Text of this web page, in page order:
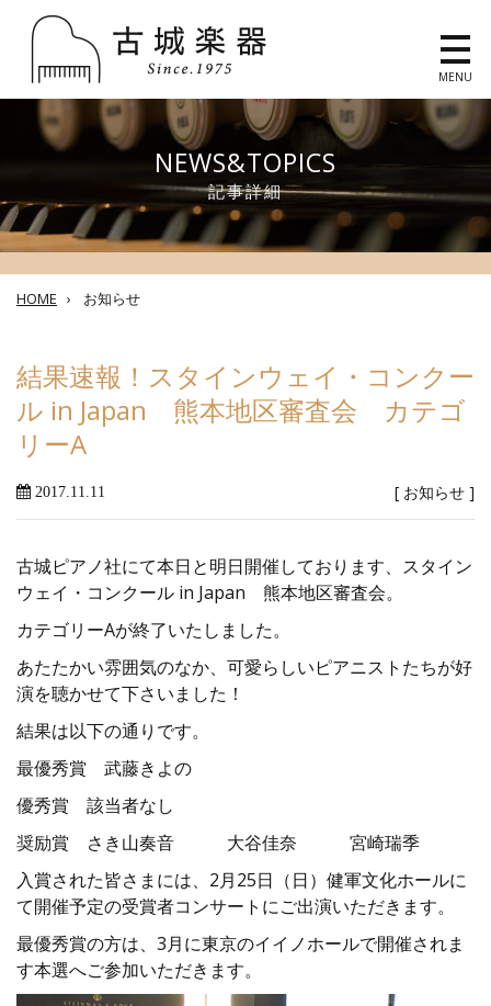
MENU
NEWS&TOPICS
記事詳細
HOME › お知らせ
結果速報！スタインウェイ・コンクー
ル in Japan 熊本地区審査会 カテゴ
リーA
2017.11.11 [ お知らせ ]
古城ピアノ社にて本日と明日開催しております、スタイン
ウェイ・コンクール in Japan 熊本地区審査会。
カテゴリーAが終了いたしました。
あたたかい雰囲気のなか、可愛らしいピアニストたちが好
演を聴かせて下さいました！
結果は以下の通りです。
最優秀賞 武藤きよの
優秀賞 該当者なし
奨励賞 さき山奏音 大谷佳奈 宮崎瑞季
入賞された皆さまには、2月25日（日）健軍文化ホールに
て開催予定の受賞者コンサートにご出演いただきます。
最優秀賞の方は、3月に東京のイイノホールで開催されま
す本選へご参加いただきます。